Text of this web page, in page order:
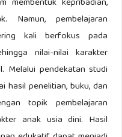
membentuk kepribadian,
pembelajaran
kali berfokus pada
nilai-nilai karakter
Melalui pendekatan studi
hasil penelitian, buku, dan
topik pembelajaran
anak usia dini. Hasil